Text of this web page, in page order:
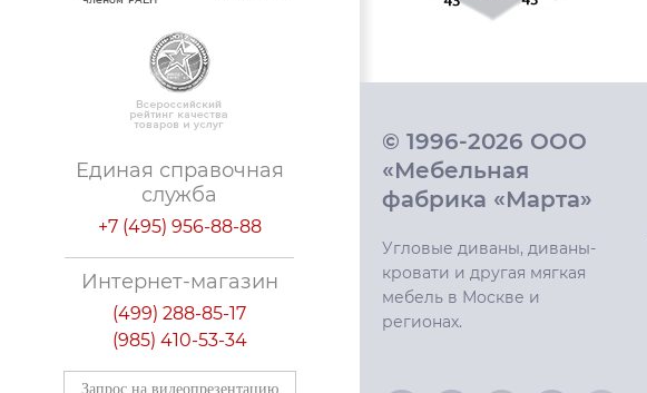
Единая справочная
служба
+7 (495) 956-88-88
Интернет-магазин
(499) 288-85-17
(985) 410-53-34
Запрос на видеопрезентацию
© 1996-2026 ООО
«Мебельная
фабрика «Марта»
Угловые диваны, диваны-
кровати и другая мягкая
мебель в Москве и
регионах.